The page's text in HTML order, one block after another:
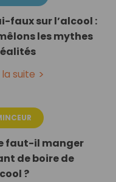
faux sur l’alcool :
les mythes
la suite
faut-il manger
de boire de
?